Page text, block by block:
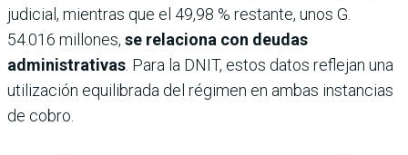
judicial, mientras que el 49,98 % restante, unos G.
54.016 millones, se relaciona con deudas
administrativas . Para la DNIT, estos datos reflejan una
utilización equilibrada del régimen en ambas instancias
de cobro.